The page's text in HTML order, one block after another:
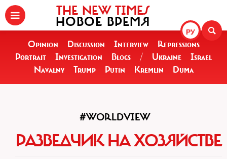
РУ
THE NEW TIMES
НОВОЕ ВРЕМЯ
Opinion Discussion Interview
Repressions
Portrait
Investigation Blogs / Ukraine
Israel
Navalny
Trump Putin Kremlin Duma
#WORLDVIEW
РАЗВЕДЧИК НА ХОЗЯЙСТВЕ